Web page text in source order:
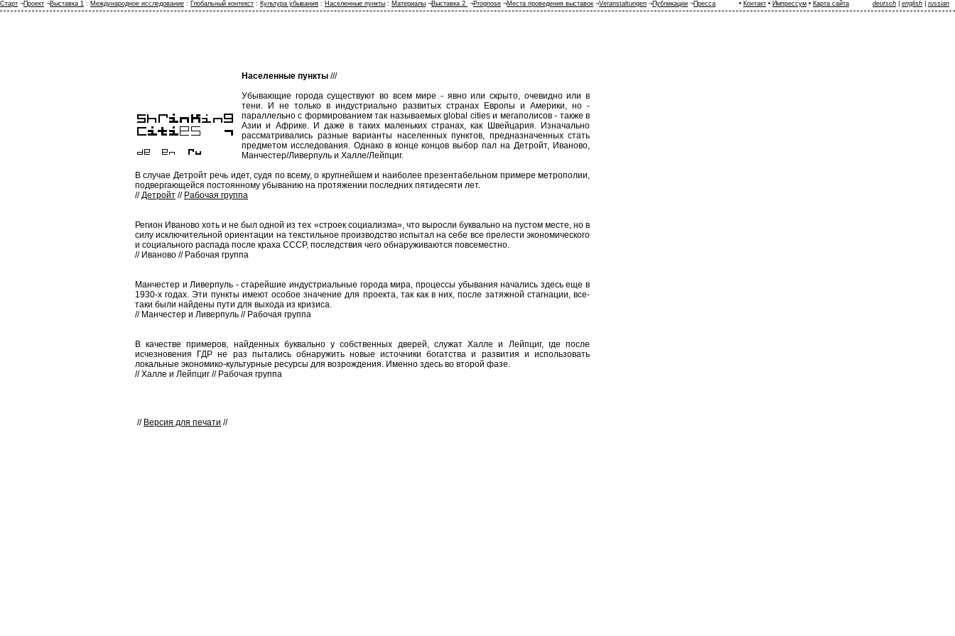
Населенные пункты ///
Убывающие города существуют во всем мире - явно или скрыто, очевидно или в
тени. И не только в индустриально развитых странах Европы и Америки, но -
параллельно с формированием так называемых global cities и мегаполисов - также в
Азии и Африке. И даже в таких маленьких странах, как Швейцария. Изначально
рассматривались разные варианты населенных пунктов, предназначенных стать
предметом исследования. Однако в конце концов выбор пал на Детройт, Иваново,
Манчестер/Ливерпуль и Халле/Лейпциг.
В случае Детройт речь идет, судя по всему, о крупнейшем и наиболее презентабельном примере метрополии,
подвергающейся постоянному убыванию на протяжении последних пятидесяти лет.
//Детройт // Рабочая группа
Регион Иваново хоть и не был одной из тех «строек социализма», что выросли буквально на пустом месте, но в
силу исключительной ориентации на текстильное производство испытал на себе все прелести экономического
и социального распада после краха СССР, последствия чего обнаруживаются повсеместно.
// Иваново // Рабочая группа
Манчестер и Ливерпуль - старейшие индустриальные города мира, процессы убывания начались здесь еще в
1930-х годах. Эти пункты имеют особое значение для проекта, так как в них, после затяжной стагнации, все-
таки были найдены пути для выхода из кризиса.
// Манчестер и Ливерпуль // Рабочая группа
В качестве примеров, найденных буквально у собственных дверей, служат Халле и Лейпциг, где после
исчезновения ГДР не раз пытались обнаружить новые источники богатства и развития и использовать
локальные экономико-культурные ресурсы для возрождения. Именно здесь во второй фазе.
// Халле и Лейпциг // Рабочая группа
// Версия для печати //
Старт ¬Проект ¬Выставка 1 : Международное исследование : Глобальный контекст : Культура убывания : Населенные пункты : Материалы ¬Выставка 2 ¬Prognose ¬Места проведения выставок ¬Veranstaltungen ¬Публикации ¬Пресса • Контакт • Импрессум • Карта сайта deutsch english russian